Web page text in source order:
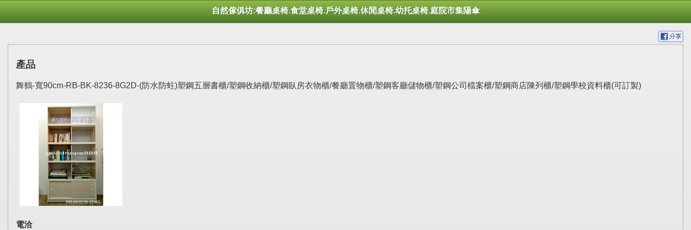
自然傢俱坊:餐廳桌椅.食堂桌椅.戶外桌椅.休閒桌椅.幼托桌椅.庭院市集陽傘
產品
舞鶴-寬90cm-RB-BK-8236-8G2D-(防水防蛀)塑鋼五層書櫃/塑鋼收納櫃/塑鋼臥房衣物櫃/餐廳置物櫃/塑鋼客廳儲物櫃/塑鋼公司檔案櫃/塑鋼商店陳列櫃/塑鋼學校資料櫃(可訂製)
電洽